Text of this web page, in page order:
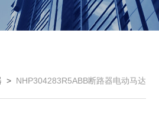
> NHP304283R5ABB断路器电动马达